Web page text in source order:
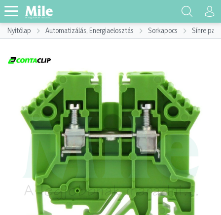
Nyitólap Automatizálás, Energiaelosztás Sorkapocs Sínre